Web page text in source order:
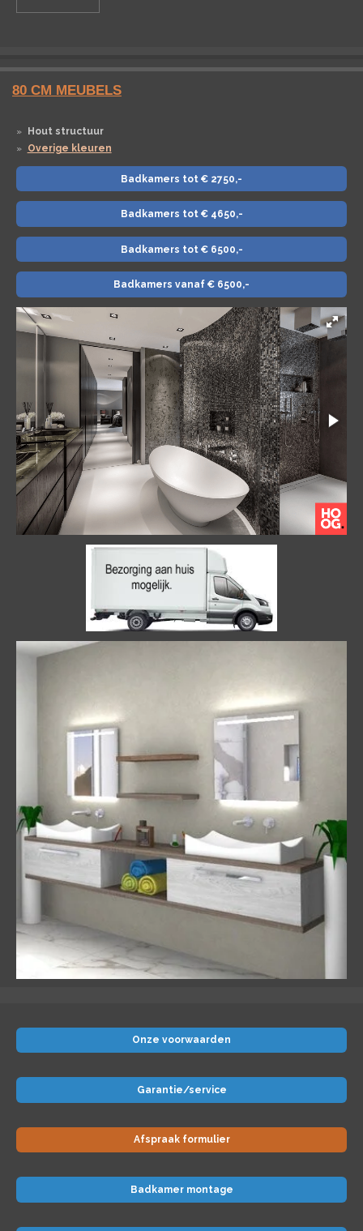
80 CM MEUBELS
Hout structuur
Overige kleuren
Badkamers tot € 2750,-
Badkamers tot € 4650,-
Badkamers tot € 6500,-
Badkamers vanaf € 6500,-
Onze voorwaarden
Garantie/service
Afspraak formulier
Badkamer montage